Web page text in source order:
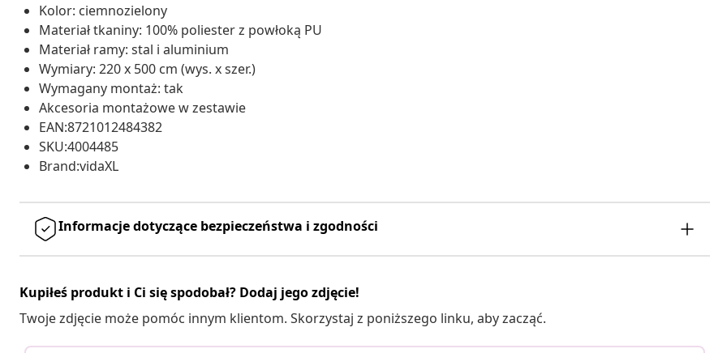
Kolor: ciemnozielony
Materiał tkaniny: 100% poliester z powłoką PU
Materiał ramy: stal i aluminium
Wymiary: 220 x 500 cm (wys. x szer.)
Wymagany montaż: tak
Akcesoria montażowe w zestawie
EAN:8721012484382
SKU:4004485
Brand:vidaXL
Informacje dotyczące bezpieczeństwa i zgodności
Kupiłeś produkt i Ci się spodobał? Dodaj jego zdjęcie!
Twoje zdjęcie może pomóc innym klientom. Skorzystaj z poniższego linku, aby zacząć.